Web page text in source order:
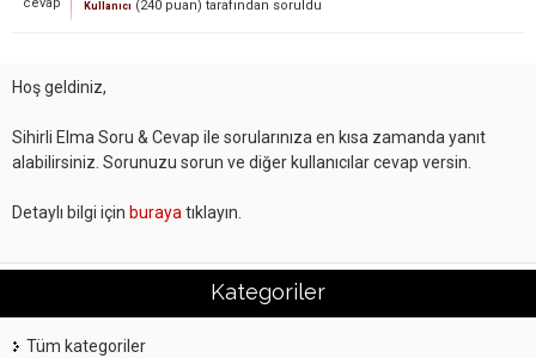
Kullanıcı (240 puan) tarafından soruldu
Hoş geldiniz,
Sihirli Elma Soru & Cevap ile sorularınıza en kısa zamanda yanıt
alabilirsiniz. Sorunuzu sorun ve diğer kullanıcılar cevap versin.
Detaylı bilgi için buraya tıklayın.
Kategoriler
Tüm kategoriler